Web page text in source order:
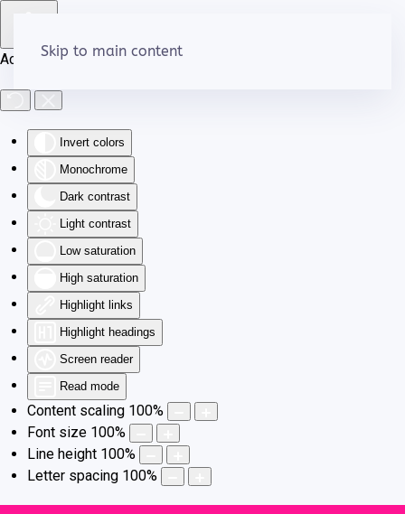
Accessibility Tools
Invert colors
Monochrome
Dark contrast
Light contrast
Low saturation
High saturation
Highlight links
Highlight headings
Screen reader
Read mode
Content scaling 100%
Font size 100%
Line height 100%
Letter spacing 100%
Skip to main content